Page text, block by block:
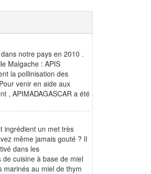
notre pays en 2010 .
Malgache : APIS
la pollinisation des
venir en aide aux
, APIMADAGASCAR a été
ingrédient un met très
même jamais gouté ? Il
dans les
cuisine à base de miel
marinés au miel de thym